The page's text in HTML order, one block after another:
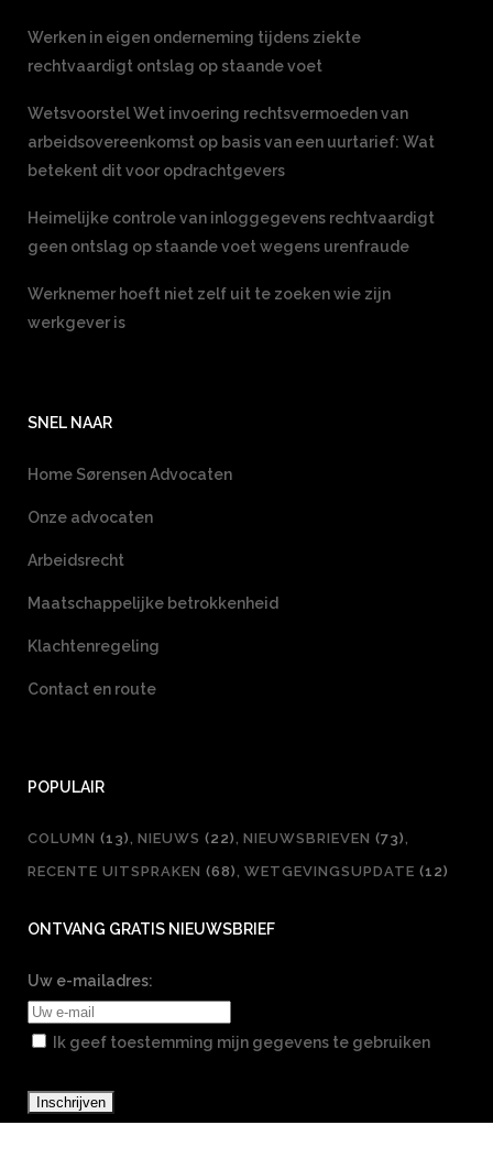
Werken in eigen onderneming tijdens ziekte
rechtvaardigt ontslag op staande voet
Wetsvoorstel Wet invoering rechtsvermoeden van
arbeidsovereenkomst op basis van een uurtarief: Wat
betekent dit voor opdrachtgevers
Heimelijke controle van inloggegevens rechtvaardigt
geen ontslag op staande voet wegens urenfraude
Werknemer hoeft niet zelf uit te zoeken wie zijn
werkgever is
SNEL NAAR
Home Sørensen Advocaten
Onze advocaten
Arbeidsrecht
Maatschappelijke betrokkenheid
Klachtenregeling
Contact en route
POPULAIR
COLUMN (13) NIEUWS (22) NIEUWSBRIEVEN (73)
RECENTE UITSPRAKEN (68) WETGEVINGSUPDATE (12)
ONTVANG GRATIS NIEUWSBRIEF
Uw e-mailadres:
Ik geef toestemming mijn gegevens te gebruiken